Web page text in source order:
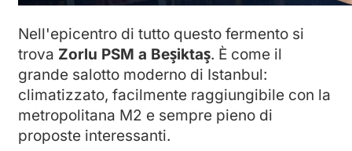
Nell'epicentro di tutto questo fermento si
trova Zorlu PSM a Beşiktaş. È come il
grande salotto moderno di Istanbul:
climatizzato, facilmente raggiungibile con la
metropolitana M2 e sempre pieno di
proposte interessanti.